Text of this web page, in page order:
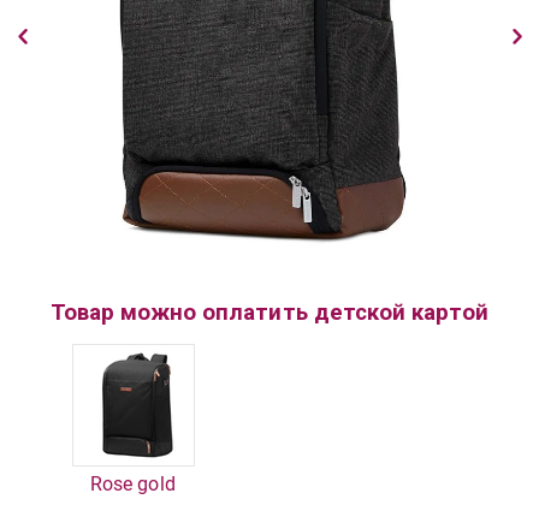
Товар можно оплатить детской картой
Rose gold